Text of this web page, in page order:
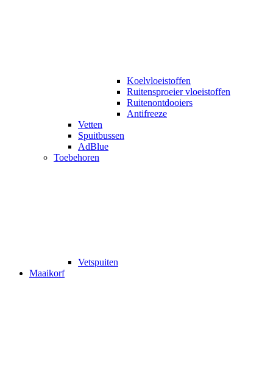
Koelvloeistoffen
Ruitensproeier vloeistoffen
Ruitenontdooiers
Antifreeze
Vetten
Spuitbussen
AdBlue
Toebehoren
Vetspuiten
Maaikorf